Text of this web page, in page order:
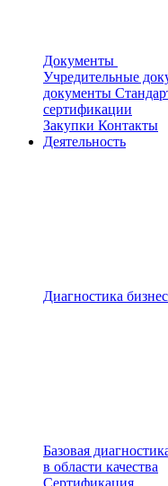
Документы
Учредительные
документы
сертификации
Закупки Контакты
Деятельность
Диагностика
Базовая
в области качества
Сертификация